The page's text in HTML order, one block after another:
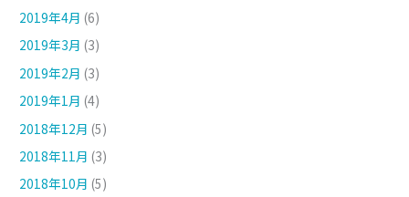
2019年4月 (6)
2019年3月 (3)
2019年2月 (3)
2019年1月 (4)
2018年12月 (5)
2018年11月 (3)
2018年10月 (5)